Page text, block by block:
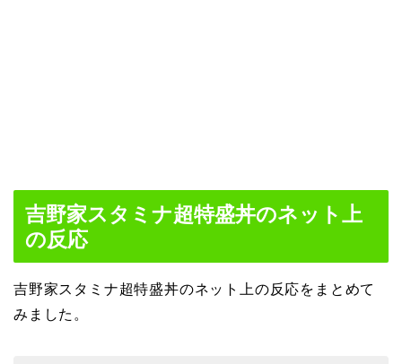
吉野家スタミナ超特盛丼のネット上
の反応
吉野家スタミナ超特盛丼のネット上の反応をまとめて
みました。